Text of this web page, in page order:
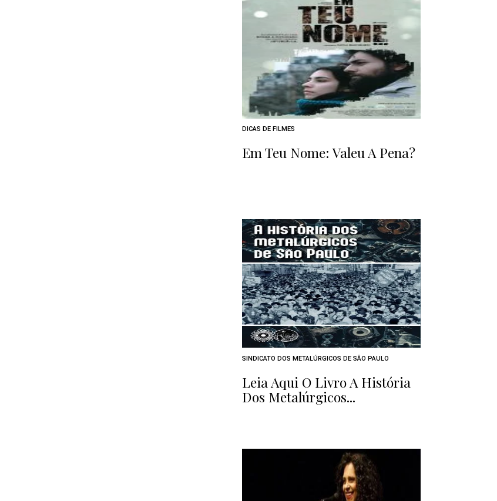
DICAS DE FILMES
Em Teu Nome: Valeu A Pena?
SINDICATO DOS METALÚRGICOS DE SÃO PAULO
Leia Aqui O Livro A História
Dos Metalúrgicos...